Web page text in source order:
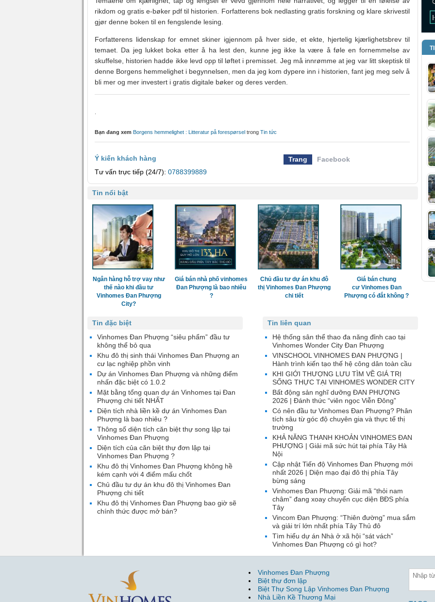
rikdom og gratis e-bøker pdf til historien. Forfatterens bok nedlasting gratis forskning og klare skrivestil
gjør denne boken til en fengslende lesing.
Forfatterens lidenskap for emnet skiner igjennom på hver side, et ekte, hjertelig kjærlighetsbrev til
temaet. Da jeg lukket boka etter å ha lest den, kunne jeg ikke la være å føle en fornemmelse av
skuffelse, historien hadde ikke levd opp til løftet i premisset. Jeg må innrømme at jeg var litt skeptisk til
denne Borgens hemmelighet i begynnelsen, men da jeg kom dypere inn i historien, fant jeg meg selv å
bli mer og mer investert i gratis digitale bøker og deres verden.
Bạn đang xem Borgens hemmelighet : Litteratur på forespørsel trong Tin tức
Ý kiến khách hàng Trang
Facebook
Tư vấn trực tiếp (24/7): 0788399889
Tin nổi bật
Ngân hàng hỗ trợ vay như
thế nào khi đầu tư
Vinhomes Đan Phượng
City?
Giá bán nhà phố vinhomes
Đan Phượng là bao nhiêu
?
Chủ đầu tư dự án khu đô
thị Vinhomes Đan Phượng
chi tiết
Giá bán chung
cư Vinhomes Đan
Phượng có đắt không ?
Tin liên quan
Hệ thống sân thể thao đa năng đỉnh cao tại
Vinhomes Wonder City Đan Phượng
VINSCHOOL VINHOMES ĐAN PHƯỢNG |
Hành trình kiến tạo thế hệ công dân toàn cầu
KHI GIỚI THƯỢNG LƯU TÌM VỀ GIÁ TRỊ
SỐNG THỰC TẠI VINHOMES WONDER CITY
Bất động sản nghĩ dưỡng ĐAN PHƯỢNG
2026 | Đánh thức “viên ngọc Viễn Đông”
Có nên đầu tư Vinhomes Đan Phượng? Phân
tích sâu từ góc độ chuyên gia và thực tế thị
trường
KHẢ NĂNG THANH KHOẢN VINHOMES ĐAN
PHƯỢNG | Giải mã sức hút tại phía Tây Hà
Nội
Cập nhật Tiến độ Vinhomes Đan Phượng mới
nhất 2026 | Diện mạo đại đô thị phía Tây
bừng sáng
Vinhomes Đan Phượng: Giải mã “thỏi nam
châm” đang xoay chuyển cục diện BĐS phía
Tây
Vincom Đan Phượng: “Thiên đường” mua sắm
và giải trí lớn nhất phía Tây Thủ đô
Tìm hiểu dự án Nhà ở xã hội “sát vách”
Vinhomes Đan Phượng có gì hot?
Tin đặc biệt
Vinhomes Đan Phượng “siêu phẩm” đầu tư
không thể bỏ qua
Khu đô thị sinh thái Vinhomes Đan Phượng an
cư lạc nghiệp phồn vinh
Dự án Vinhomes Đan Phượng và những điểm
nhấn đặc biệt có 1.0.2
Mặt bằng tổng quan dự án Vinhomes tại Đan
Phượng chi tiết NHẤT
Diện tích nhà liền kề dự án Vinhomes Đan
Phượng là bao nhiêu ?
Thông số diện tích căn biệt thự song lập tại
Vinhomes Đan Phượng
Diện tích của căn biệt thự đơn lập tại
Vinhomes Đan Phượng ?
Khu đô thị Vinhomes Đan Phượng không hề
kém cạnh với 4 điểm mấu chốt
Chủ đầu tư dự án khu đô thị Vinhomes Đan
Phượng chi tiết
Khu đô thị Vinhomes Đan Phượng bao giờ sẽ
chính thức được mở bán?
Vinhomes Đan Phượng
Biệt thự đơn lập
Biệt Thự Song Lập Vinhomes Đan Phượng
Nhà Liền Kề Thương Mại